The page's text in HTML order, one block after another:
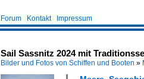
Forum Kontakt Impressum
Sail Sassnitz 2024 mit
Bilder und Fotos von Schiffen und Booten »